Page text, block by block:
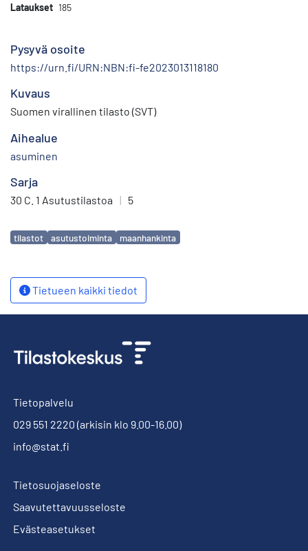
Lataukset 185
Pysyvä osoite
https://urn.fi/URN:NBN:fi-fe2023013118180
Kuvaus
Suomen virallinen tilasto (SVT)
Aihealue
asuminen
Sarja
30 C. 1 Asutustilastoa | 5
Avainsanat
tilastot asutustoiminta maanhankinta
Tietueen kaikki tiedot
Tietopalvelu
029 551 2220 (arkisin klo 9.00-16.00)
info@stat.fi
Tietosuojaseloste
Saavutettavuusseloste
Evästeasetukset